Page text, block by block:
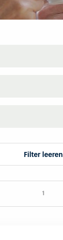
Filter leeren
1